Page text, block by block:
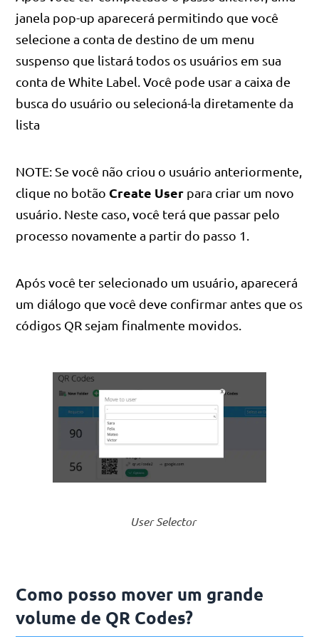
janela pop-up aparecerá permitindo que você
selecione a conta de destino de um menu
suspenso que listará todos os usuários em sua
conta de White Label. Você pode usar a caixa de
busca do usuário ou selecioná-la diretamente da
lista
NOTE: Se você não criou o usuário anteriormente,
clique no botão Create User para criar um novo
usuário. Neste caso, você terá que passar pelo
processo novamente a partir do passo 1.
Após você ter selecionado um usuário, aparecerá
um diálogo que você deve confirmar antes que os
códigos QR sejam finalmente movidos.
User Selector
Como posso mover um grande
volume de QR Codes?